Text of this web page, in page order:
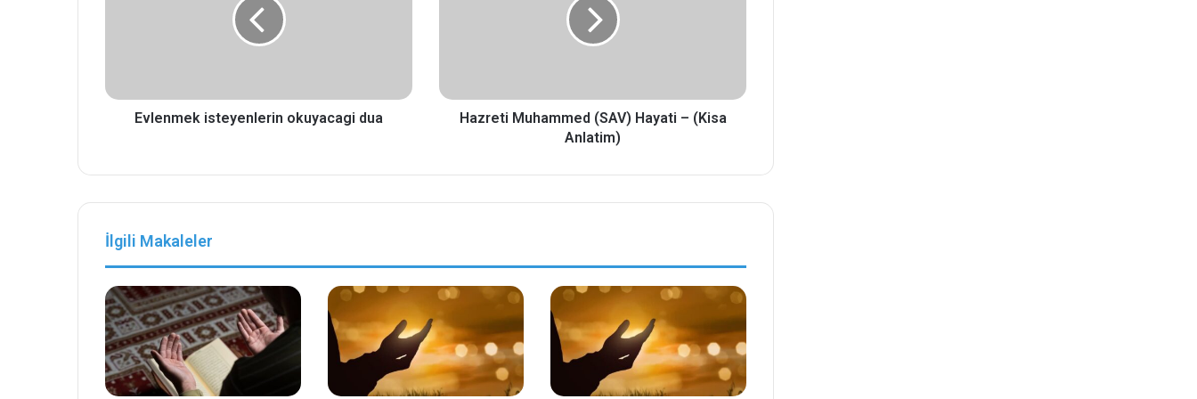
Evlenmek isteyenlerin okuyacagi dua
Hazreti Muhammed (SAV) Hayati – (Kisa
Anlatim)
İlgili Makaleler